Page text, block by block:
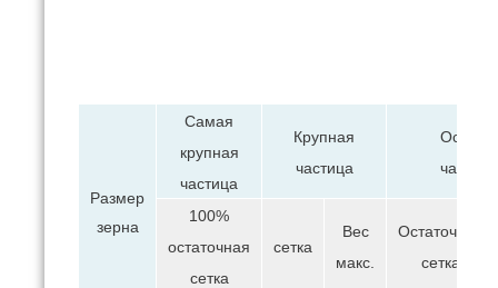
Размер
зерна
Самая
крупная
частица
Крупная
частица
частица
100%
остаточная
сетка
сетка
Вес
макс.
Остаточная
сетка